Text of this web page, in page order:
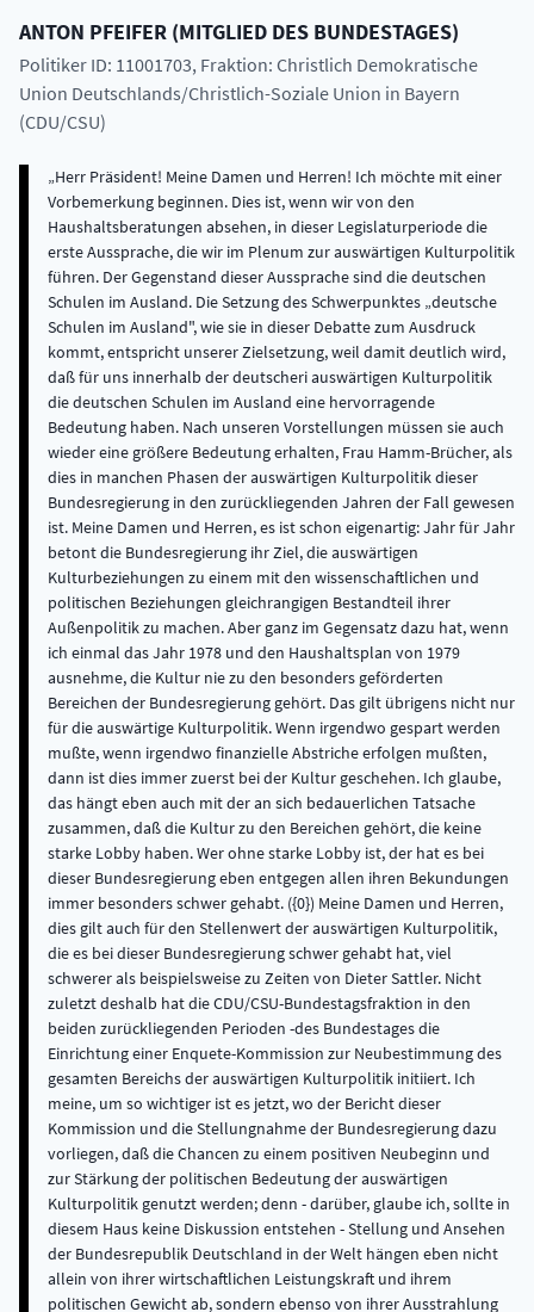
ANTON PFEIFER (MITGLIED DES BUNDESTAGES)
Politiker ID: 11001703, Fraktion: Christlich Demokratische
Union Deutschlands/Christlich-Soziale Union in Bayern
(CDU/CSU)
Herr Präsident! Meine Damen und Herren! Ich möchte mit einer Vorbemerkung beginnen. Dies ist, wenn wir von den Haushaltsberatungen absehen, in dieser Legislaturperiode die erste Aussprache, die wir im Plenum zur auswärtigen Kulturpolitik führen. Der Gegenstand dieser Aussprache sind die deutschen Schulen im Ausland. Die Setzung des Schwerpunktes „deutsche Schulen im Ausland", wie sie in dieser Debatte zum Ausdruck kommt, entspricht unserer Zielsetzung, weil damit deutlich wird, daß für uns innerhalb der deutscheri auswärtigen Kulturpolitik die deutschen Schulen im Ausland eine hervorragende Bedeutung haben. Nach unseren Vorstellungen müssen sie auch wieder eine größere Bedeutung erhalten, Frau Hamm-Brücher, als dies in manchen Phasen der auswärtigen Kulturpolitik dieser Bundesregierung in den zurückliegenden Jahren der Fall gewesen ist. Meine Damen und Herren, es ist schon eigenartig: Jahr für Jahr betont die Bundesregierung ihr Ziel, die auswärtigen Kulturbeziehungen zu einem mit den wissenschaftlichen und politischen Beziehungen gleichrangigen Bestandteil ihrer Außenpolitik zu machen. Aber ganz im Gegensatz dazu hat, wenn ich einmal das Jahr 1978 und den Haushaltsplan von 1979 ausnehme, die Kultur nie zu den besonders geförderten Bereichen der Bundesregierung gehört. Das gilt übrigens nicht nur für die auswärtige Kulturpolitik. Wenn irgendwo gespart werden mußte, wenn irgendwo finanzielle Abstriche erfolgen mußten, dann ist dies immer zuerst bei der Kultur geschehen. Ich glaube, das hängt eben auch mit der an sich bedauerlichen Tatsache zusammen, daß die Kultur zu den Bereichen gehört, die keine starke Lobby haben. Wer ohne starke Lobby ist, der hat es bei dieser Bundesregierung eben entgegen allen ihren Bekundungen immer besonders schwer gehabt. ({0}) Meine Damen und Herren, dies gilt auch für den Stellenwert der auswärtigen Kulturpolitik, die es bei dieser Bundesregierung schwer gehabt hat, viel schwerer als beispielsweise zu Zeiten von Dieter Sattler. Nicht zuletzt deshalb hat die CDU/CSU-Bundestagsfraktion in den beiden zurückliegenden Perioden -des Bundestages die Einrichtung einer Enquete-Kommission zur Neubestimmung des gesamten Bereichs der auswärtigen Kulturpolitik initiiert. Ich meine, um so wichtiger ist es jetzt, wo der Bericht dieser Kommission und die Stellungnahme der Bundesregierung dazu vorliegen, daß die Chancen zu einem positiven Neubeginn und zur Stärkung der politischen Bedeutung der auswärtigen Kulturpolitik genutzt werden; denn - darüber, glaube ich, sollte in diesem Haus keine Diskussion entstehen - Stellung und Ansehen der Bundesrepublik Deutschland in der Welt hängen eben nicht allein von ihrer wirtschaftlichen Leistungskraft und ihrem politischen Gewicht ab, sondern ebenso von ihrer Ausstrahlung als Kulturstaat. Ohne diese Ausstrahlung eines auf Partnerschaft, auf Begegnung und auf Austausch Wert legenden Kulturstaats 'werden wir mit unserer ganzen wirtschaftlichen Leistungskraft kaum Sympathie und dauernde Freundschaft gewinnen. Gerade deshalb müssen das politische, das wirtschaftliche und das geistig-kulturelle Deutschland gleichwertige, vielfach miteinander verflochtene Aspekte der deutschen Wirklichkeit sein, die wir in der Welt als das Bild unseres Landes vermitteln wollen. ({1}) - Vielen Dank. Ich möchte an dieser Stelle ausdrücklich hinzufügen, daß dabei die deutsche auswärtige Kulturpolitik trotz der staatlichen Trennung der Deutschen von der Tatsache einer gemeinsamen deutschen Kultur auch in der Zukunft auszugehen hat. ({2}) Meine Damen und Herren, zu den ältesten und wirkungsvollsten Elementen der deutschen Kultur im Ausland zählen die deutschen Schulen, über die wir heute sprechen - wirkungsvoll in zweifacher Hinsicht. Erstens. Ohne eine Begegnung mit der deutschen Sprache ist eine vertiefte Begegnung mit der deutschen Kultur nicht möglich. Deshalb ist es hohe Zeit, daß wir - ganz im Gegensatz zu den Überlegungen, die es innerhalb der Bundesregierung an Beginn der 70er Jahre gegeben hat - in Zukunft wieder mehr zur Verbreitung und Pflege der deutschen Sprache im Ausland tun. Aber darum geht es bei den deutschen Schulen nicht allein. Entscheidend ist, daß diese Schulen durch die Vermittlung 'der deutschen Sprachkenntnisse und eines zeitgemäßen Bildes von Deutschland zu Stätten der Begegnung zweier Kulturen und Sprächen werden, in welchen diese Begegnung zu einem prägenden Bestandteil der Erziehung gehört. Zweitens. Gerade deshalb besteht die kulturpolitische Bedeutung der deutschen Schulen im Ausland in ihrer pädagogischen Ausstrahlung, in ihrem Charakter als Bildungs- und Kulturzentrum, das jungen Menschen die Chance gibt, sich im vertieften Verständnis zweier Kulturen zu entfalten und in diesem Verständnis aufzuwachsen. Aus beiden Erwägungen möchte ich im Interesse einer meines Erachtens nach den Diskussionen der letzten Jahre dringend notwendig gewordenen klaren Begriffsbestimmung folgendes sagen: Deutsche Auslandsschulen müssen zunächst einmal in erster Linie deutsche Schulen bleiben, nicht Schulen mit Deutsch als Fremdsprache, sondern Schulen, in denen Deutsch neben der Sprache des Gastlandes die zweite Sprache ist. ({3}) Lassen Sie mich nach diesen grundlegenden Gedanken nun einige Feststellungen zu dem Rahmenplan treffen. Dieser Rahmenplan enthält in seiner Grundtendenz sicher viele Überlegungen und Vorschläge, denen auch wir zustimmen können. Insbesondere habe ich es als wohltuend empfunden, daß dieser Rahmenplan die Reihe der ideologisch gefärbten Bildungspapiere dieser Bundesregierung nicht fortsetzt und auch von der Sprache her wieder lesbar ist. Manchmal hat man, wenn man die bildungspolitisch-ideologisch gefärbten Diskussionen verfolgt, ja den Eindruck, daß sie auch in einer Sprache geführt werden, die draußen nicht mehr verstanden wird. Ich begrüße es, daß das hier nicht der Fall ist, sondern daß dieser Rahmenplan eine andere Tendenz sichtbar werden läßt. Aber dessen ungeachtet denke ich, daß dieser Rahmenplan einiger Ergänzungen und auch in manchen Tendenzen einiger Korrekturen bedarf. Dazu möchte ich fünf Feststellungen treffen. Erstens. Die Enquete-Kommission des Deutschen Bundestages hat zu Recht darauf hingewiesen, daß die für die Industrieländer entwickelten pädagogischen Konzepte nicht ohne weiteres z. B. auch auf die Entwicklungsländer übertragen werden können. Regionale Differenzierung ist auch hier notwendig. Aber dennoch sollte bei aller Unterschiedlichkeit ein Ziel bleiben: Die deutschen Schulen im Ausland dürfen nicht von der Entwicklung des Schulwesens in der Bundesrepublik grundsätzlich abgekoppelt werden. ({4}) Meine Damen und Herren, mein Eindruck ist, daß vor allem in der Zentralstelle für das Auslandsschulwesen eine Tendenz vorhanden ist - ich will mich mal etwas vorsichtig ausdrücken -, die darauf abzielt, das Auslandsschulsystem mehr oder weniger losgelöst von den Erfahrungen und Entwicklungen unseres inländischen Schulwesens zu planen und zu konzipieren. Ich habe Hinweise dafür, daß eine wirkliche Kooperation dieser Zentralstelle z. B. mit dem Ausschuß für das Auslandsschulwesen der Kultusministerkonferenz im konzeptionellen Bereich immer weniger funktioniert. ({5}) Und das ist nicht gut. Dem sollte die Bundesregierung auch nicht länger tatenlos zusehen. Die Entwicklung des deutschen Bildungswesens muß vor allem in ihren unbestritten guten und nachahmenswerten Bereichen - ich erinnere nur an die Bereiche der beruflichen Bildung oder der sozialen Ausbildung - auf die deutschen Schulen im Ausland ausstrahlen. Vor allem bedaure ich, daß nahezu nichts von den doch im Grunde überaus reichen und vielfältigen pädagogischen Erfahrungen der deutschen Privatschulen in die Auslandsschulen eingeht. Viele unserer Privatschulen haben vor allem in den letzten Jahren pädagogisch Hervorragendes geleistet. Ich finde, es wäre an der Zeit, diese Erfahrungen auch in unseren Auslandsschulen fruchtbar werden zu lassen. Zweitens. Ich bekomme zunehmend Zweifel, ob eine stringente Teilung der deutschen Auslandsschulen in Begegnungs- und Expertenschulen richtig und sinnvoll ist. Ich meine die Teilung in Schulen, die der Begegnung von deutschen Schülern und Schülern des Gastlandes dienen, einerseits und in Schulen, die in ihrem Wesen für die Kinder deutscher Staatsangehöriger im Ausland bestimmt sind, andererseits. Die Enquete-Kommission hat mit vollem Recht darauf aufmerksam gemacht, daß die Bereitstellung schulischer Einrichtungen häufig eine wichtige Voraussetzung dafür ist, deutsche Experten für die Erfüllung der unterschiedlichsten, aber notwendigen Aufgaben im Ausland zu gewinnen. Solche Schulen haben zweifellos eine immense außenpolitische, entwicklungspolitische und außenwirtschaftspolitische Funktion. An Zentren starken Personalaustausches sind solche Schulen für die dort lebenden Deutschen nahezu unentbehrlich. Der Bedarf an solchen Schulen ist ständig im Wachsen begriffen. Nun kündigt die Bundesregierung in ihrem Rahmenplan an - und hier unterstützen wir sie ausdrücklich -, daß sie den Ausbau und die Neugründung dieser Schulen aus Bundesmitteln fördern will. Wenn dies allerdings bei dem derzeitigen bzw. bei dem in der mittelfristigen Finanzplanung vorgesehenen Finanzrahmen in einem auch nur einigermaßen bedarfsgerechten Rahmen geschehen soll, dann muß sich die Bundesregierung darüber im klaren sein, daß ein immer größerer Anteil des Etats für die Auslandsschulen in diese Expertenschulen geht und es mit der noch in der Stellungnahme der Bundesregierung zum Bericht der Enquete-Kommission verkündeten Priorität der sogenannten Begegnungsschulen nichts wird. Dies aber beinhaltet doch die Gefahr, daß die deutschen Schulen im Ausland immer mehr zu Schulen für deutsche Staatsangehörige im Ausland werden und ihr eigentlicher kulturpolitischer Auftrag im Ausland verkümmert. Schon allein aus diesem Grund halte ich eine stringente Einhaltung des Grundsatzes, daß nur die sogenannte Begegnungsschule, nicht aber auch die Expertenschule Kindern aus dem Gastland offe